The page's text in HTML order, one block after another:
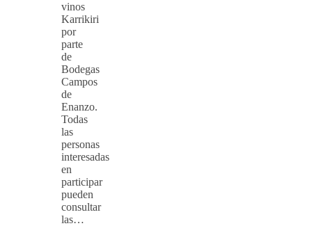
vinos
Karrikiri
por
parte
de
Bodegas
Campos
de
Enanzo.
Todas
las
personas
interesadas
en
participar
pueden
consultar
las…